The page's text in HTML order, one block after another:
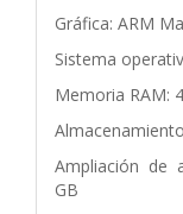
Gráfica: ARM
Sistema
Memoria RAM:
Ampliación de
GB